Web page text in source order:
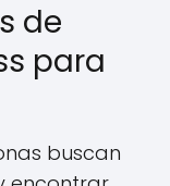
de
para
buscan